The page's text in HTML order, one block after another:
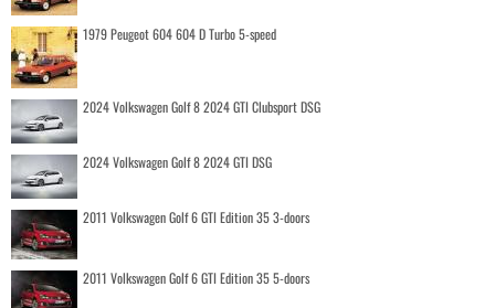
1979 Peugeot 604 604 D Turbo 5-speed
2024 Volkswagen Golf 8 2024 GTI Clubsport DSG
2024 Volkswagen Golf 8 2024 GTI DSG
2011 Volkswagen Golf 6 GTI Edition 35 3-doors
2011 Volkswagen Golf 6 GTI Edition 35 5-doors